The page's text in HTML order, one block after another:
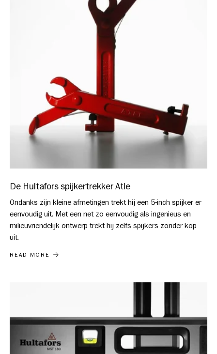
De Hultafors spijkertrekker Atle
Ondanks zijn kleine afmetingen trekt hij een 5-inch spijker er
eenvoudig uit. Met een net zo eenvoudig als ingenieus en
milieuvriendelijk ontwerp trekt hij zelfs spijkers zonder kop
uit.
DE HULTAFORS SPIJKERTREKKER ATLE
READ MORE